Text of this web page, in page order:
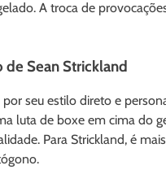
A troca de
de Sean Strickland
seu estilo direto e
luta de boxe em cima do
Para Strickland, é